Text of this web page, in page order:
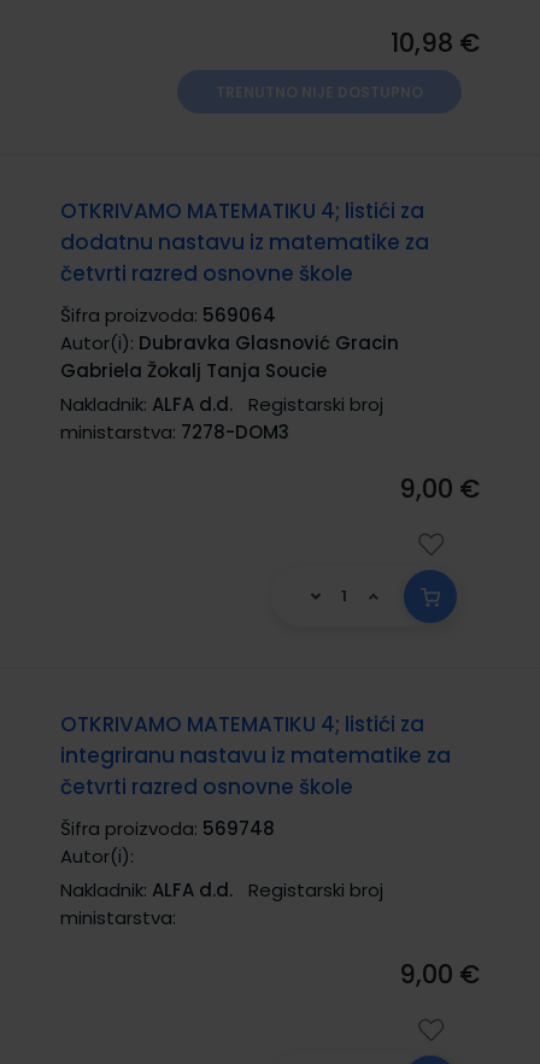
10,98 €
OTKRIVAMO MATEMATIKU 4; listići za
dodatnu nastavu iz matematike za
četvrti razred osnovne škole
Šifra proizvoda: 569064
Autor(i): Dubravka Glasnović Gracin
Gabriela Žokalj Tanja Soucie
Nakladnik: ALFA d.d.
Registarski broj
ministarstva: 7278-DOM3
9,00 €
OTKRIVAMO MATEMATIKU 4; listići za
integriranu nastavu iz matematike za
četvrti razred osnovne škole
Šifra proizvoda: 569748
Autor(i):
Nakladnik: ALFA d.d.
Registarski broj
ministarstva:
9,00 €